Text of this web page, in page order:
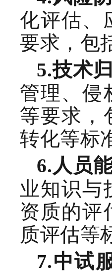
化评估、
要求，包
5.技术
管理、侵
等要求，
转化等标
6.人员
业知识与
资质的评
质评估等
7.中试